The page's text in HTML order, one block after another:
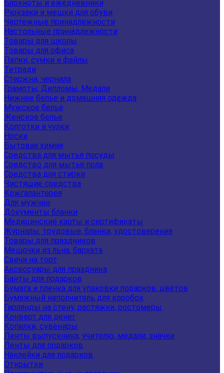
Блокноты и ежедневники
Рюкзаки и мешки для обуви
Чертежные принадлежности
Настольные принадлежности
Товары для школы
Товары для офиса
Папки, сумки и файлы
Тетради
Стержни, чернила
Грамоты, Дипломы, Медали
Нижнее белье и домашняя одежда
Мужское белье
Женское белье
Колготки и чулки
Носки
Бытовая химия
Средства для мытья посуды
Средство для мытья пола
Средства для стирки
Чистящие средства
Кожгалантерея
Для мужчин
Документы бланки
Медицинские карты и сертификаты
Журналы, трудовые, бланки, удостоверения
Товары для праздников
Мешочки из льна, бархата
Свечи на торт
Аксессуары для праздника
Банты для подарков
Бумага и пленка для упаковки подарков, цветов
Бумажный наполнитель для коробок
Гирлянды на стену, растяжки, ростомеры
Конверт для денег
Копилки, сувениры
Ленты выпускника, учителю, медали, значки
Ленты для подарков
Наклейки для подарков
Открытки